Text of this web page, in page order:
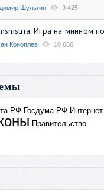
Шульгин 9 425
Игра на минном
Коноплев 10 666
РФ Госдума РФ Интернет
Правительство